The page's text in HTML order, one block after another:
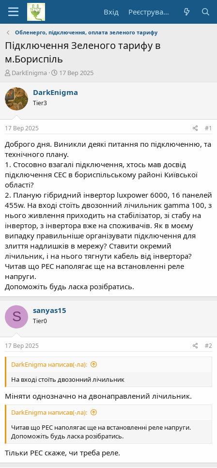
Вхід Реєстрування
Обленерго, підключення, оплата зеленого тарифу
Підключення Зеленого тарифу в
м.Бориспіль
А
т
о
р
е
м
и
DarkEnigma
Д
т
т
у
17 Вер 2025
DarkEnigma
Tier3
17 Вер 2025 #1
Доброго дня. Виникли деякі питання по підключенню, та
технічного плану.
1. Стосовно взагалі підключення, хтось мав досвід
підключення СЕС в бориспільському районі Київської
області?
2. Планую гібридний інвертор luxpower 6000, 16 панелей
455w. На вході стоїть двозонний лічильник gamma 100, з
нього живлення приходить на стабілізатор, зі стабу на
інвертор, з інвертора вже на споживачів. Як в моєму
випадку правильніше організувати підключення для
злиття надлишків в мережу? Ставити окремий
лічильник, і на нього тягнути кабель від інвертора?
Читав що РЕС наполягає ще на встановленні реле
напруги.
Допоможіть будь ласка розібратись.
S sanyas15
Tier0
17 Вер 2025 #2
DarkEnigma написав(-ла):
На вході стоїть двозонний лічильник
Міняти однозначно на двонаправлений лічильник.
DarkEnigma написав(-ла):
Читав що РЕС наполягає ще на встановленні реле напруги.
Допоможіть будь ласка розібратись.
Тільки РЕС скаже, чи треба реле.